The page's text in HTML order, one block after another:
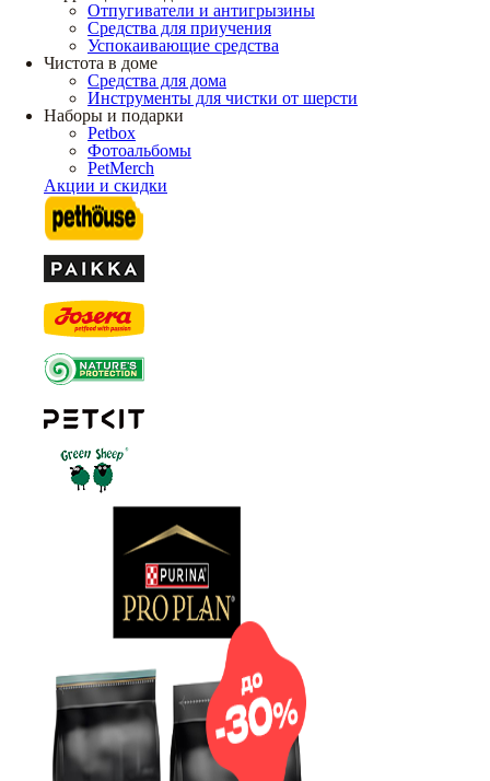
Отпугиватели и антигрызины
Средства для приучения
Успокаивающие средства
Чистота в доме
Средства для дома
Инструменты для чистки от шерсти
Наборы и подарки
Petbox
Фотоальбомы
PetMerch
Акции и скидки